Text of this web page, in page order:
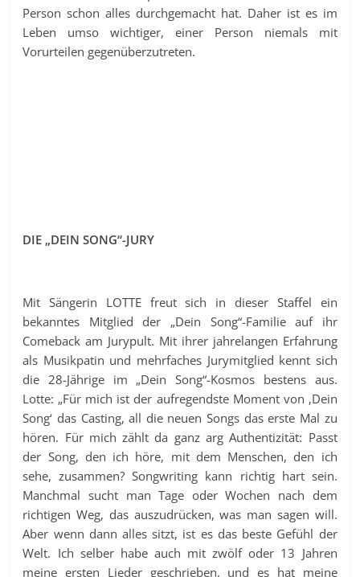
Person schon alles durchgemacht hat. Daher ist es im
Leben umso wichtiger, einer Person niemals mit
Vorurteilen gegenüberzutreten.
DIE „DEIN SONG“-JURY
Mit Sängerin LOTTE freut sich in dieser Staffel ein
bekanntes Mitglied der „Dein Song“-Familie auf ihr
Comeback am Jurypult. Mit ihrer jahrelangen Erfahrung
als Musikpatin und mehrfaches Jurymitglied kennt sich
die 28-Jährige im „Dein Song“-Kosmos bestens aus.
Lotte: „Für mich ist der aufregendste Moment von ‚Dein
Song‘ das Casting, all die neuen Songs das erste Mal zu
hören. Für mich zählt da ganz arg Authentizität: Passt
der Song, den ich höre, mit dem Menschen, den ich
sehe, zusammen? Songwriting kann richtig hart sein.
Manchmal sucht man Tage oder Wochen nach dem
richtigen Weg, das auszudrücken, was man sagen will.
Aber wenn dann alles sitzt, ist es das beste Gefühl der
Welt. Ich selber habe auch mit zwölf oder 13 Jahren
meine ersten Lieder geschrieben, und es hat meine